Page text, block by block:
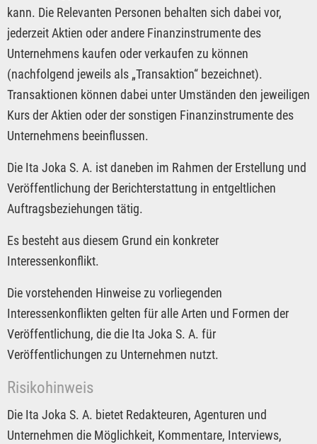
kann. Die Relevanten Personen behalten sich dabei vor,
jederzeit Aktien oder andere Finanzinstrumente des
Unternehmens kaufen oder verkaufen zu können
(nachfolgend jeweils als „Transaktion“ bezeichnet).
Transaktionen können dabei unter Umständen den jeweiligen
Kurs der Aktien oder der sonstigen Finanzinstrumente des
Unternehmens beeinflussen.
Die Ita Joka S. A. ist daneben im Rahmen der Erstellung und
Veröffentlichung der Berichterstattung in entgeltlichen
Auftragsbeziehungen tätig.
Es besteht aus diesem Grund ein konkreter
Interessenkonflikt.
Die vorstehenden Hinweise zu vorliegenden
Interessenkonflikten gelten für alle Arten und Formen der
Veröffentlichung, die die Ita Joka S. A. für
Veröffentlichungen zu Unternehmen nutzt.
Risikohinweis
Die Ita Joka S. A. bietet Redakteuren, Agenturen und
Unternehmen die Möglichkeit, Kommentare, Interviews,